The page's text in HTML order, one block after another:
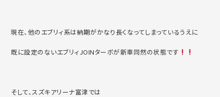
現在、他のエブリィ系は納期がかなり長くなってしまっているうえに
既に設定のないエブリィJOINターボが新車同然の状態です
そして、スズキアリーナ富津では